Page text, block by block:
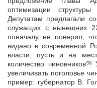
оптимизации
Депутатам предлагали
служащих с нынешних
поначалу не поверил,
видано в современной
власти, пусть и на
количество
увеличивать поголовье
пример: губернатор В.